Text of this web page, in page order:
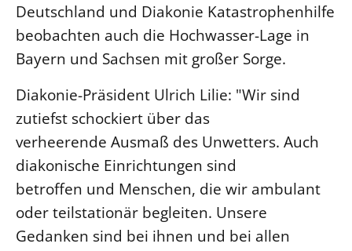
Deutschland und Diakonie Katastrophenhilfe
beobachten auch die Hochwasser-Lage in
Bayern und Sachsen mit großer Sorge.
Diakonie-Präsident Ulrich Lilie: "Wir sind
zutiefst schockiert über das
verheerende Ausmaß des Unwetters. Auch
diakonische Einrichtungen sind
betroffen und Menschen, die wir ambulant
oder teilstationär begleiten. Unsere
Gedanken sind bei ihnen und bei allen
LANDESSYNODE
27. Landessynode
Hintergrund
MITARBEIT
Ehrenamt
Beruf
Freie Stellen